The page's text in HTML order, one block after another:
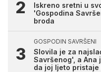
Iskreno sretni u
'Gospodina
broda
GOSPODIN SAVRŠENI
Slovila je za
Savršenog', a Ana
da joj ljeto pristaje